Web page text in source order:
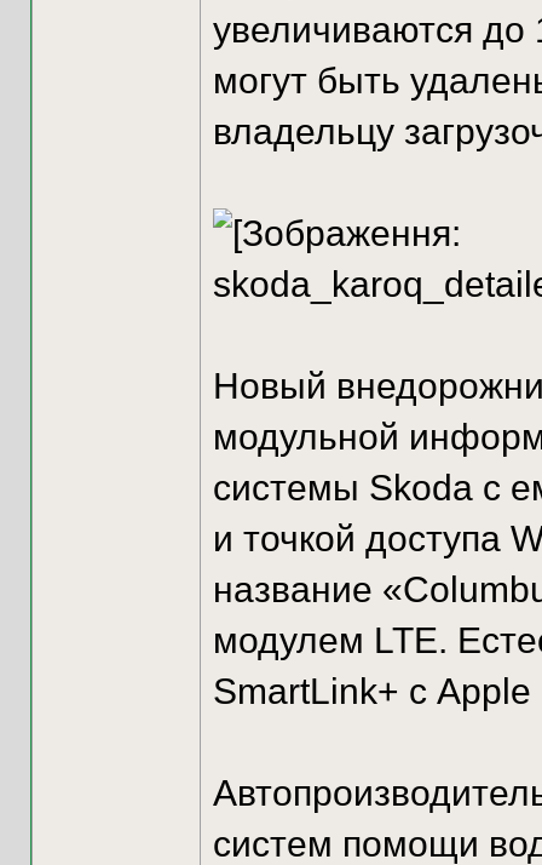
увеличиваются до
могут быть
владельцу
Новый
модульной
системы Skoda с
и точкой доступа
название
модулем LTE.
SmartLink+ с
систем помощи